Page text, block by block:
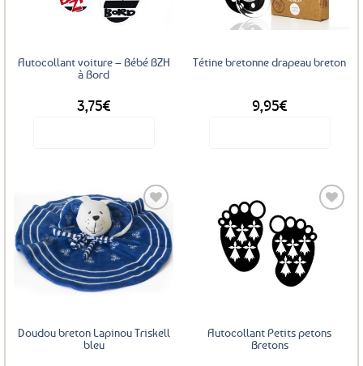
Autocollant voiture – Bébé BZH
à Bord
3,75€
Tétine bretonne drapeau breton
9,95€
plusieurs
variations.
options
Ajouter
aux
favoris
Doudou breton Lapinou Triskell
bleu
Ajouter
Autocollant Petits petons
Bretons